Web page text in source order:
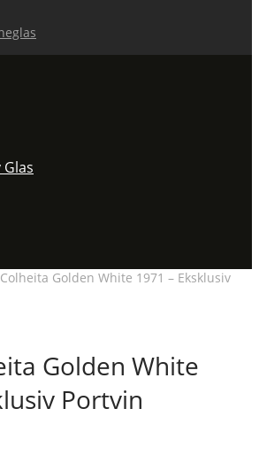
Golden White 1971 – Eksklusiv
Golden White
Portvin